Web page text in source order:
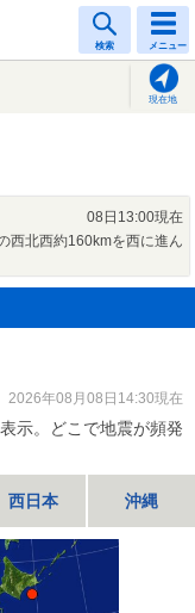
検索 メニュー
現在地
08日13:00現在
西北西約160kmを西に進ん
2026年08月08日14:30現在
示。どこで地震が頻発
西日本 沖縄